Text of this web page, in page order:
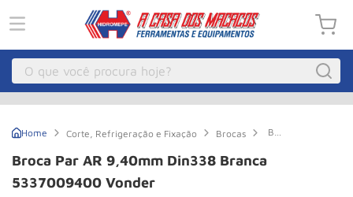
O que você procura hoje?
Corte, Refrigeração e Fixação Brocas
Broca
Broca Par AR 9,40mm Din338 Branca
5337009400 Vonder
Guincho Eletrico
º Macaco Hidraulico